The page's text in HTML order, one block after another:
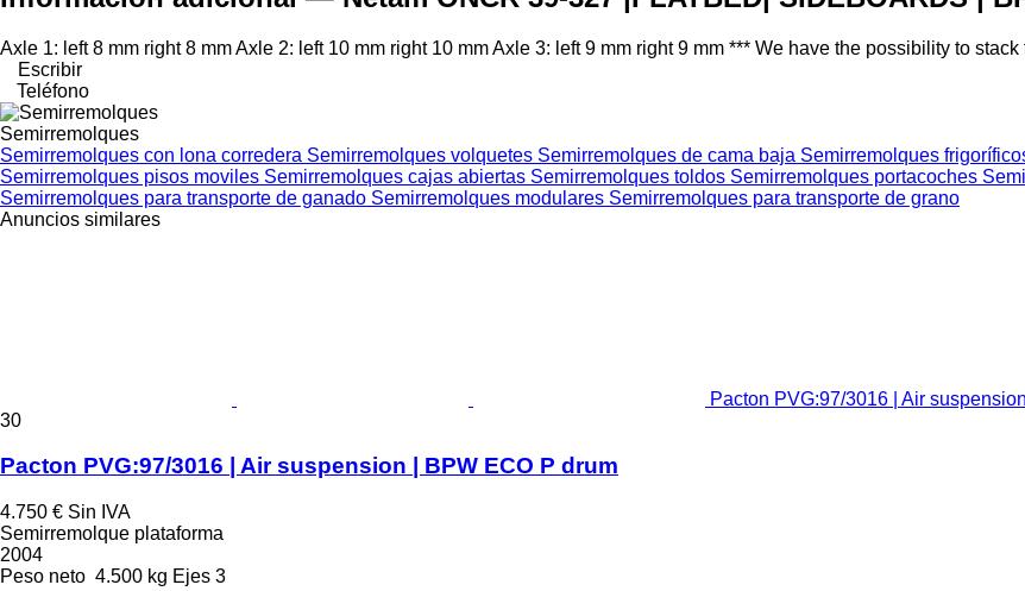
Axle 1: left 8 mm right 8 mm Axle 2: left 10 mm right 10 mm Axle 3: left 9 mm right 9 mm *** We have the possibility to stack
Escribir
Teléfono
Semirremolques
Semirremolques con lona corredera Semirremolques volquetes Semirremolques de cama baja Semirremolques
Semirremolques pisos moviles Semirremolques cajas abiertas Semirremolques toldos Semirremolques portacoches
Semirremolques para transporte de ganado Semirremolques modulares Semirremolques para transporte de grano
Anuncios similares
Pacton PVG:97/3016 | Air
30
Pacton PVG:97/3016 | Air suspension | BPW ECO P drum
4.750 € Sin IVA
Semirremolque plataforma
2004
Peso neto 4.500 kg Ejes 3